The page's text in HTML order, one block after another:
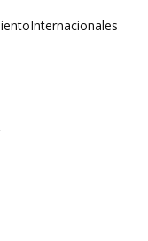
Internacionales